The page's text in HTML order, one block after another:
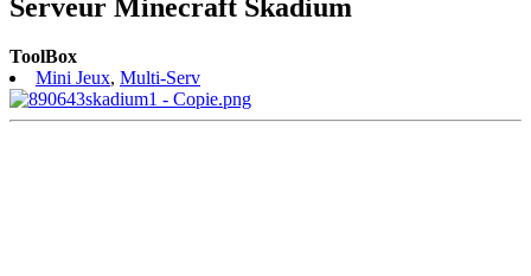
Serveur Minecraft Skadium
ToolBox
Mini Jeux, Multi-Serv